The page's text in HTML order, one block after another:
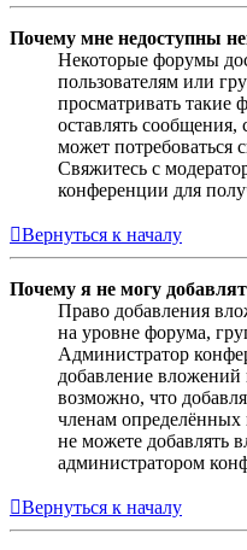
Почему мне недоступны
Некоторые форумы
пользователям или
просматривать такие
оставлять сообщения,
может потребоваться
Свяжитесь с
конференции для
Вернуться к началу
Почему я не могу
Право добавления
на уровне форума,
Администратор
добавление
возможно, что
членам определённых
не можете добавлять
администратором
Вернуться к началу